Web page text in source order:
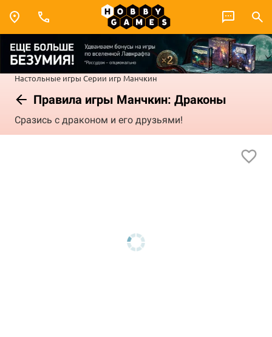
Настольные игры Серии игр Манчкин
Правила игры Манчкин: Драконы
Сразись с драконом и его друзьями!